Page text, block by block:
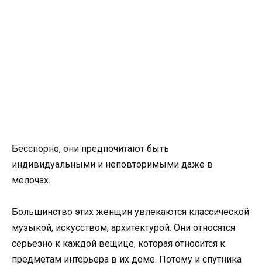
Бесспорно, они предпочитают быть
индивидуальными и неповторимыми даже в
мелочах.
Большинство этих женщин увлекаются классической
музыкой, искусством, архитектурой. Они относятся
серьезно к каждой вещице, которая относится к
предметам интерьера в их доме. Потому и спутника